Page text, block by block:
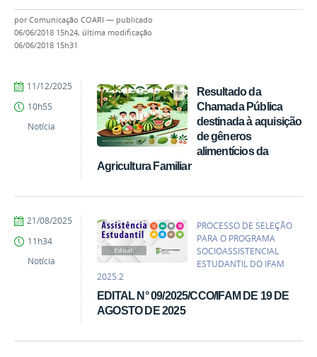
porComunicação COARI — publicado
06/06/2018 15h24, última modificação
06/06/2018 15h31
Resultado da
Chamada Pública
destinada à aquisição
de gêneros
alimentícios da
Agricultura Familiar
por
COARI
publicado
11/12/2025
10h55
Notícia
PROCESSO DE SELEÇÃO
PARA O PROGRAMA
SOCIOASSISTENCIAL
ESTUDANTIL DO IFAM
2025.2
EDITAL N° 09/2025/CCO/IFAM DE 19 DE
AGOSTO DE 2025
por
COARI
publicado
21/08/2025
11h34
Notícia